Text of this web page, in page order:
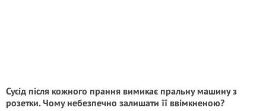
Сусід після кожного прання вимикає пральну машину з
розетки. Чому небезпечно залишати її ввімкненою?